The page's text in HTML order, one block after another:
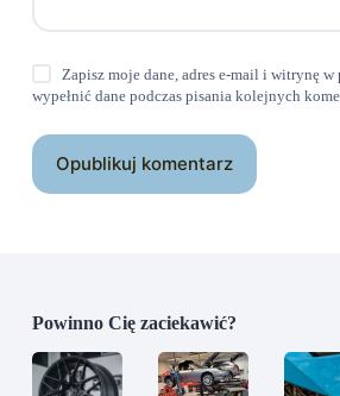
Zapisz moje dane, adres e-mail i witrynę w
wypełnić dane podczas pisania kolejnych
Opublikuj komentarz
Powinno Cię zaciekawić?